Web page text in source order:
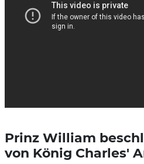
Prinz William
von König Charles'